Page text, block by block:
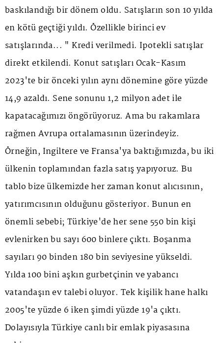
baskılandığı bir dönem oldu. Satışların son 10 yılda
en kötü geçtiği yıldı. Özellikle birinci ev
satışlarında... " Kredi verilmedi. İpotekli satışlar
direkt etkilendi. Konut satışları Ocak-Kasım
2023'te bir önceki yılın aynı dönemine göre yüzde
14,9 azaldı. Sene sonunu 1,2 milyon adet ile
kapatacağımızı öngörüyoruz. Ama bu rakamlara
rağmen Avrupa ortalamasının üzerindeyiz.
Örneğin, İngiltere ve Fransa'ya baktığımızda, bu iki
ülkenin toplamından fazla satış yapıyoruz. Bu
tablo bize ülkemizde her zaman konut alıcısının,
yatırımcısının olduğunu gösteriyor. Bunun en
önemli sebebi; Türkiye'de her sene 550 bin kişi
evlenirken bu sayı 600 binlere çıktı. Boşanma
sayıları 90 binden 180 bin seviyesine yükseldi.
Yılda 100 bini aşkın gurbetçinin ve yabancı
vatandaşın ev talebi oluyor. Tek kişilik hane halkı
2005'te yüzde 6 iken şimdi yüzde 19'a çıktı.
Dolayısıyla Türkiye canlı bir emlak piyasasına